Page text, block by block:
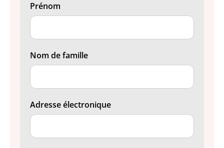
Prénom
Nom de famille
Adresse électronique